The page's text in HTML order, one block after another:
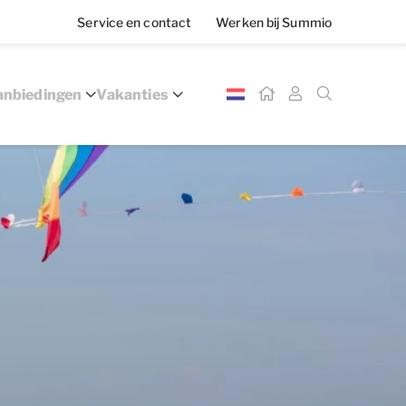
Service en contact Werken bij Summio
Vakanties